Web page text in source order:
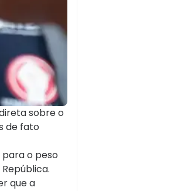
sobre o
de fato
o peso
que a